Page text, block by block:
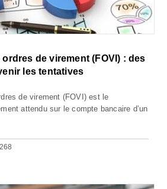
de virement (FOVI) : des
les tentatives
de virement (FOVI) est le
attendu sur le compte bancaire d’un